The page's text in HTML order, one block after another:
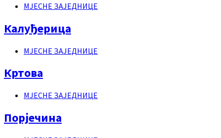
МЈЕСНЕ ЗАЈЕДНИЦЕ
Калуђерица
МЈЕСНЕ ЗАЈЕДНИЦЕ
Кртова
МЈЕСНЕ ЗАЈЕДНИЦЕ
Порјечина